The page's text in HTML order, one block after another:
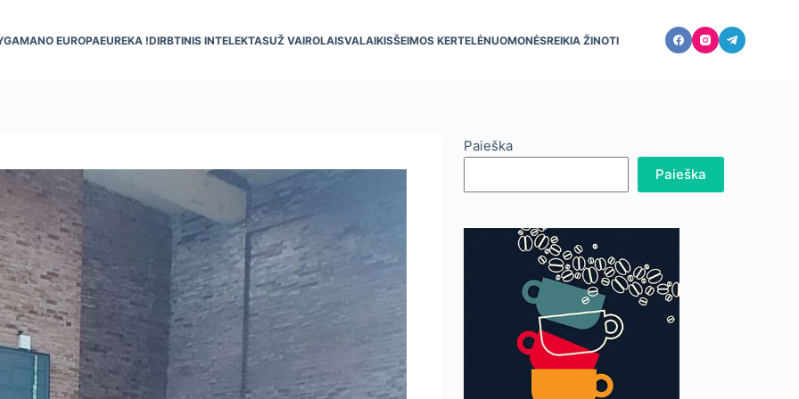
MANO EUROPAEUREKA !DIRBTINIS INTELEKTASUŽ VAIROLAISVALAIKISŠEIMOS KERTELĖNUOMONĖSREIKIA ŽINOTI
Paieška
Paieška